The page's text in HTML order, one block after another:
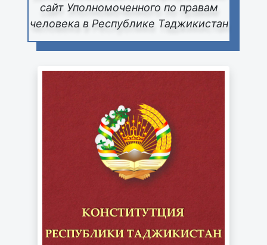
сайт Уполномоченного по правам
человека в Республике Таджикистан